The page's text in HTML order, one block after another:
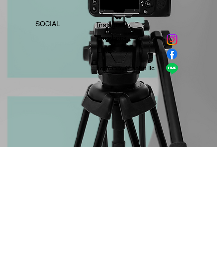
​SOCIAL
Instagram
​Facebook
company＠habit.llc